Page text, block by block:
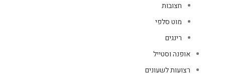
חצובות
מוט סלפי
רינגים
אופנה וסטייל
רצועות לשעונים